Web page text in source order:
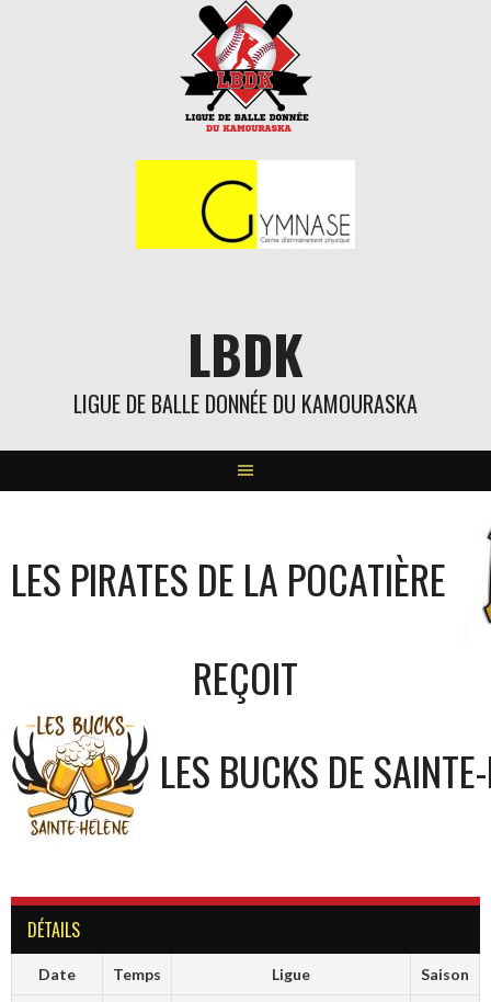
LBDK
LIGUE DE BALLE DONNÉE DU KAMOURASKA
LES PIRATES DE LA POCATIÈRE
REÇOIT
LES BUCKS DE
DÉTAILS
Date Temps Ligue Saison